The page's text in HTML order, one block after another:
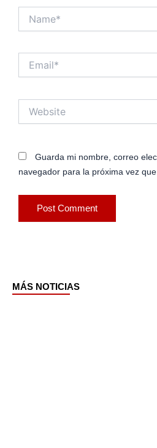
Guarda mi nombre, correo
navegador para la próxima vez
MÁS NOTICIAS